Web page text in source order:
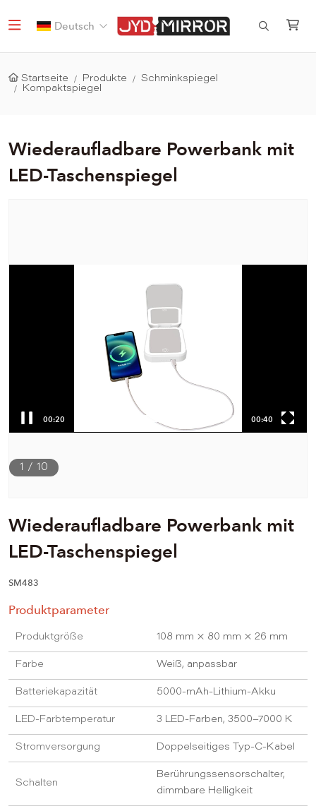
Deutsch
Startseite Produkte
Schminkspiegel
Kompaktspiegel
Wiederaufladbare Powerbank mit
LED-Taschenspiegel
Wiederaufladbare Powerbank mit
LED-Taschenspiegel
SM483
Produktparameter
Produktgröße 108 mm × 80 mm × 26 mm
Farbe Weiß, anpassbar
Batteriekapazität 5000-mAh-Lithium-Akku
LED-Farbtemperatur 3 LED-Farben, 3500–7000 K
Stromversorgung Doppelseitiges Typ-C-Kabel
Schalten
Berührungssensorschalter,
dimmbare Helligkeit
00:20 00:40
1 / 10